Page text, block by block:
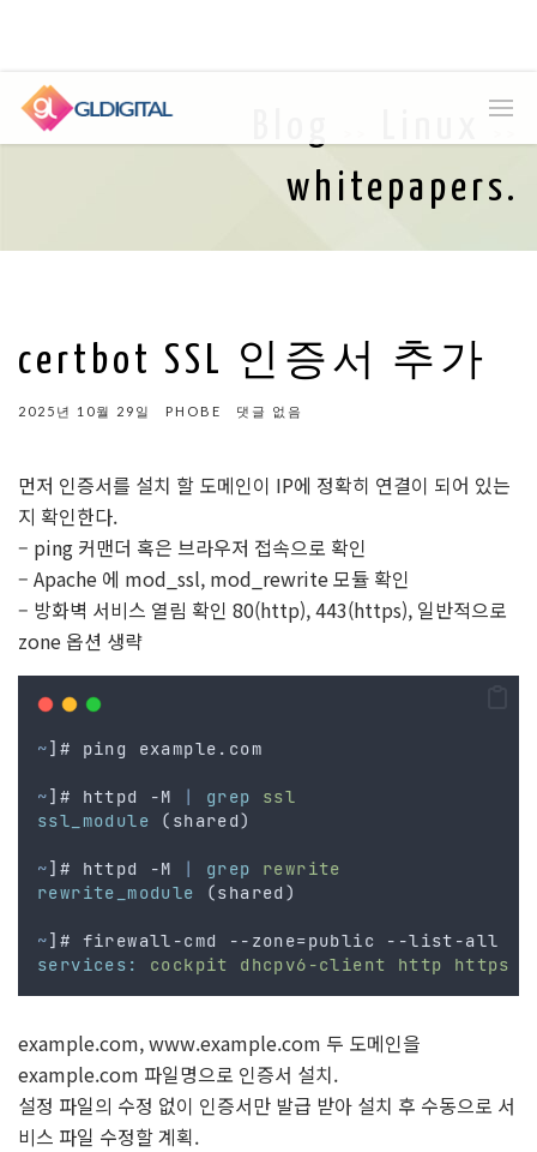
Linux
whitepapers.
certbot SSL 인증서 추가
2025년 10월 29일 PHOBE 댓글 없음
먼저 인증서를 설치 할 도메인이 IP에 정확히 연결이 되어 있는
지 확인한다.
– ping 커맨더 혹은 브라우저 접속으로 확인
– Apache 에 mod_ssl, mod_rewrite 모듈 확인
– 방화벽 서비스 열림 확인 80(http), 443(https), 일반적으로
zone 옵션 생략
~]# ping example.com
~]# httpd -M | grep
ssl
ssl_module (shared)
~]# httpd -M | grep
rewrite
rewrite_module (shared)
~]# firewall-cmd --zone=public --list-all
services:
cockpit dhcpv6-client http https
example.com, www.example.com 두 도메인을
example.com 파일명으로 인증서 설치.
설정 파일의 수정 없이 인증서만 발급 받아 설치 후 수동으로 서
비스 파일 수정할 계획.